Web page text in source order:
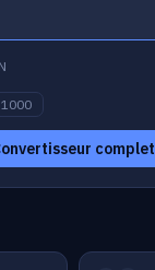
1000
complet